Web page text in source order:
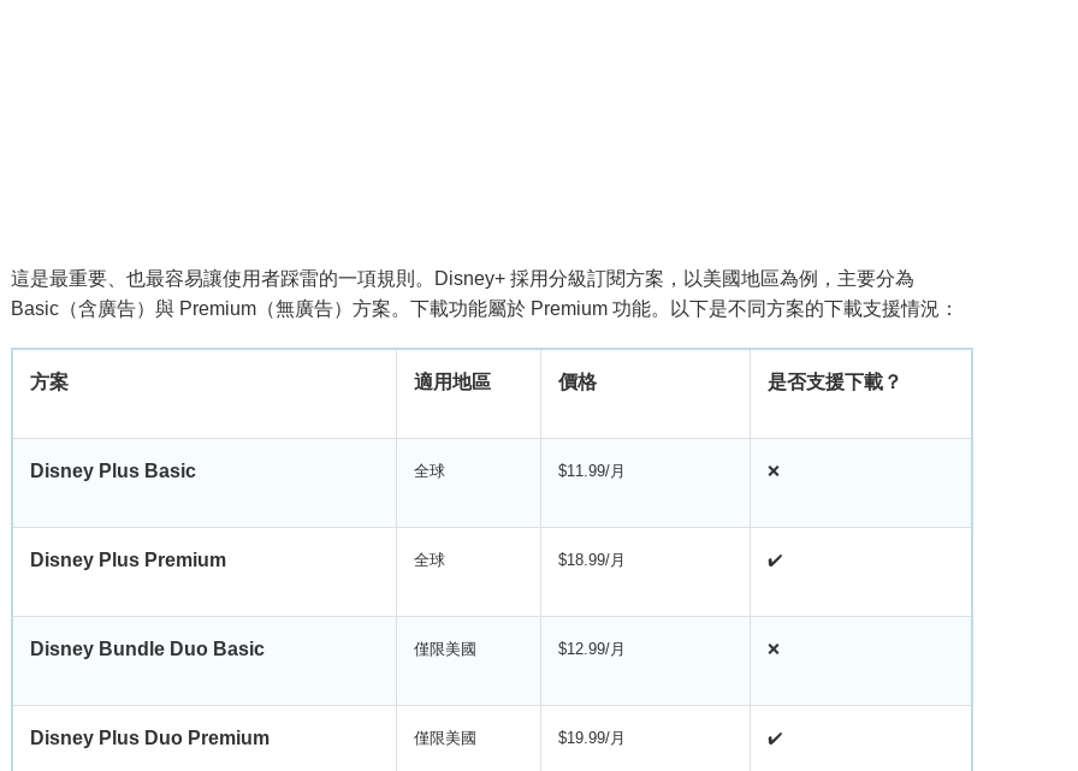
這是最重要、也最容易讓使用者踩雷的一項規則。Disney+ 採用分級訂閱方案，以美國地區為例，主要分為
Basic（含廣告）與 Premium（無廣告）方案。下載功能屬於 Premium 功能。以下是不同方案的下載支援情況：
方案 適用地區 價格 是否支援下載？
Disney Plus Basic 全球 $11.99/月 ❌
Disney Plus Premium 全球 $18.99/月 ✔️
Disney Bundle Duo Basic 僅限美國 $12.99/月 ❌
Disney Plus Duo Premium 僅限美國 $19.99/月 ✔️